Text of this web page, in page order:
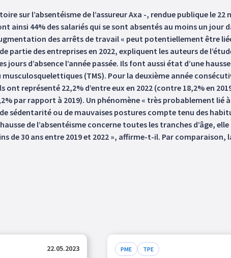
sur l’absentéisme de l’assureur Axa -, rendue publique le 22
ainsi 44% des salariés qui se sont absentés au moins un jour
des arrêts de travail « peut potentiellement être
partie des entreprises en 2022, expliquent les auteurs de
jours d’absence l’année passée. Ils font aussi état d’une
(TMS). Pour la deuxième année
représenté 22,2% d’entre eux en 2022 (contre 18,2% en
par rapport à 2019). Un phénomène « très probablement lié
sédentarité ou de mauvaises postures compte tenu des
de l’absentéisme concerne toutes les tranches d’âge,
de 30 ans entre 2019 et 2022 », affirme-t-il. Par comparaison,
22.05.2023 PME TPE